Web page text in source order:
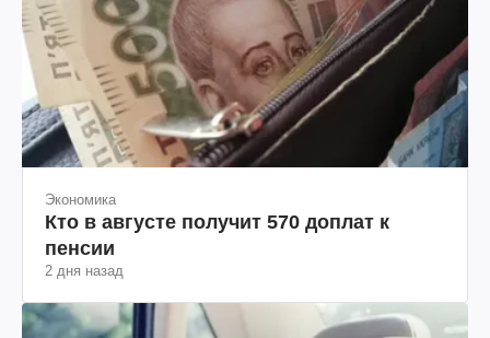
Экономика
Кто в августе получит 570 доплат к
пенсии
2 дня назад